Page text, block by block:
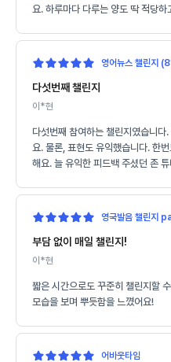
요. 하루마다 다루는 양도 딱 적당
영어뉴스 챌린지
다섯번째 챌린지
이*현
다섯번째 참여하는 챌린지였습니다
요. 물론, 표현도 유익했습니다. 한
해요. 늘 유익한 피드백 주셨던 존
영국발음 챌린지
부담 없이 매일 챌린지!
이*현
짧은 시간으로도 꾸준히 챌린지할
모습을 보며 뿌듯함을 느꼈어요!
어바웃타임